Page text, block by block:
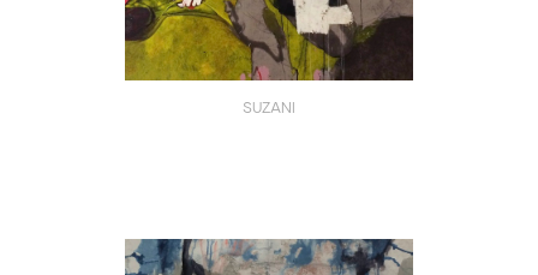
SUZANI